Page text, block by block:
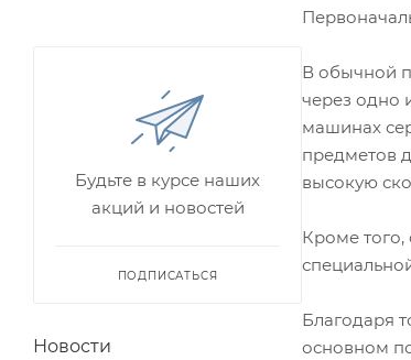
В обычной
через одно
машинах
предметов
высокую
Кроме
Благодаря
основном
Будьте в курсе наших
акций и новостей
ПОДПИСАТЬСЯ
Новости